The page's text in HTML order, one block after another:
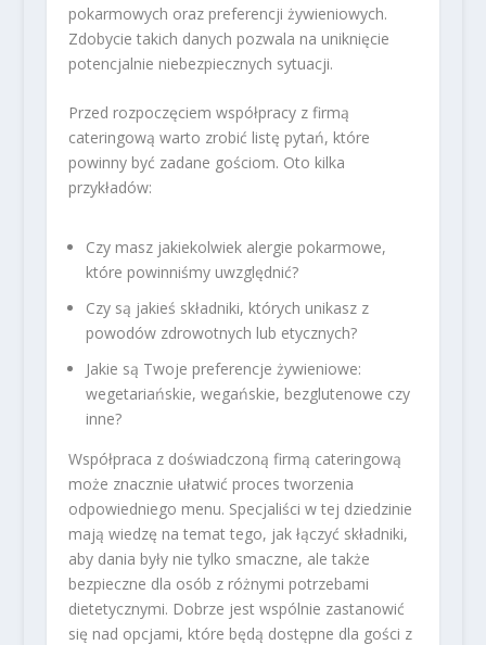
pokarmowych oraz preferencji żywieniowych.
Zdobycie takich danych pozwala na uniknięcie
potencjalnie niebezpiecznych sytuacji.
Przed rozpoczęciem współpracy z firmą
cateringową warto zrobić listę pytań, które
powinny być zadane gościom. Oto kilka
przykładów:
Czy masz jakiekolwiek alergie pokarmowe,
które powinniśmy uwzględnić?
Czy są jakieś składniki, których unikasz z
powodów zdrowotnych lub etycznych?
Jakie są Twoje preferencje żywieniowe:
wegetariańskie, wegańskie, bezglutenowe czy
inne?
Współpraca z doświadczoną firmą cateringową
może znacznie ułatwić proces tworzenia
odpowiedniego menu. Specjaliści w tej dziedzinie
mają wiedzę na temat tego, jak łączyć składniki,
aby dania były nie tylko smaczne, ale także
bezpieczne dla osób z różnymi potrzebami
dietetycznymi. Dobrze jest wspólnie zastanowić
się nad opcjami, które będą dostępne dla gości z